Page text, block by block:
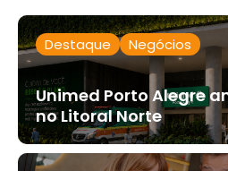
Destaque Negócios
Unimed Porto Alegre
no Litoral Norte